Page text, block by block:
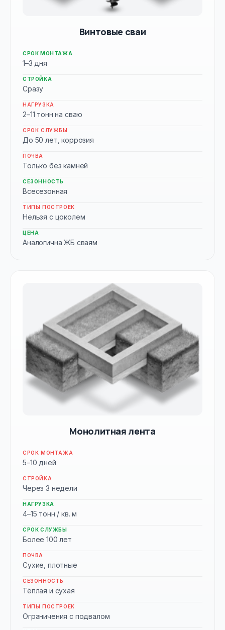
Винтовые сваи
СРОК МОНТАЖА
1–3 дня
СТРОЙКА
Сразу
НАГРУЗКА
2–11 тонн на сваю
СРОК СЛУЖБЫ
До 50 лет, коррозия
ПОЧВА
Только без камней
СЕЗОННОСТЬ
Всесезонная
ТИПЫ ПОСТРОЕК
Нельзя с цоколем
ЦЕНА
Аналогична ЖБ сваям
Монолитная лента
СРОК МОНТАЖА
5–10 дней
СТРОЙКА
Через 3 недели
НАГРУЗКА
4–15 тонн / кв. м
СРОК СЛУЖБЫ
Более 100 лет
ПОЧВА
Сухие, плотные
СЕЗОННОСТЬ
Тёплая и сухая
ТИПЫ ПОСТРОЕК
Ограничения с подвалом